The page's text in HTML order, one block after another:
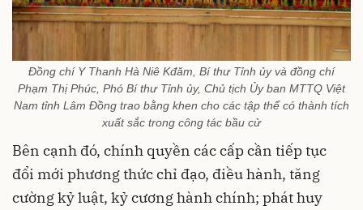
Đồng chí Y Thanh Hà Niê Kđăm, Bí thư Tỉnh ủy và đồng chí
Phạm Thị Phúc, Phó Bí thư Tỉnh ủy, Chủ tịch Ủy ban MTTQ Việt
Nam tỉnh Lâm Đồng trao bằng khen cho các tập thể có thành tích
xuất sắc trong công tác bầu cử
Bên cạnh đó, chính quyền các cấp cần tiếp tục
đổi mới phương thức chỉ đạo, điều hành, tăng
cường kỷ luật, kỷ cương hành chính; phát huy